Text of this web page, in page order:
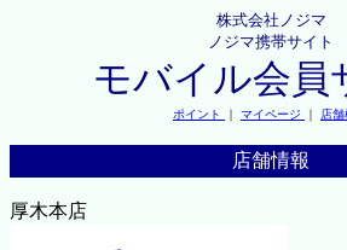
株式会社ノジマ
ノジマ携帯サイト
モバイル会員
ポイント ｜ マイページ ｜ 店
店舗情報
厚木本店